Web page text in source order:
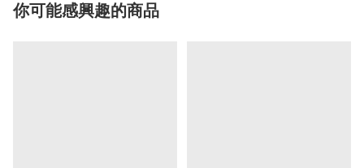
你可能感興趣的商品